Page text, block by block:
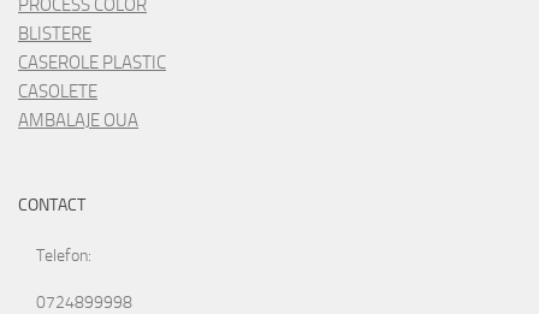
PROCESS COLOR
BLISTERE
CASEROLE PLASTIC
CASOLETE
AMBALAJE OUA
CONTACT
Telefon:
0724899998